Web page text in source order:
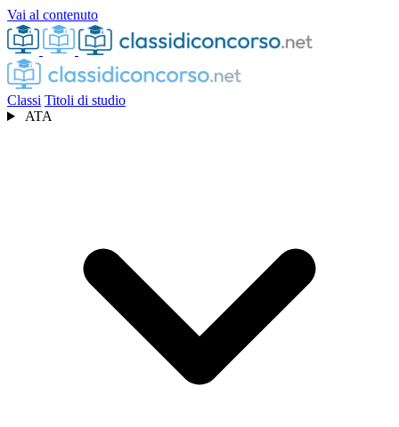
Vai al contenuto
Classi Titoli di studio
ATA